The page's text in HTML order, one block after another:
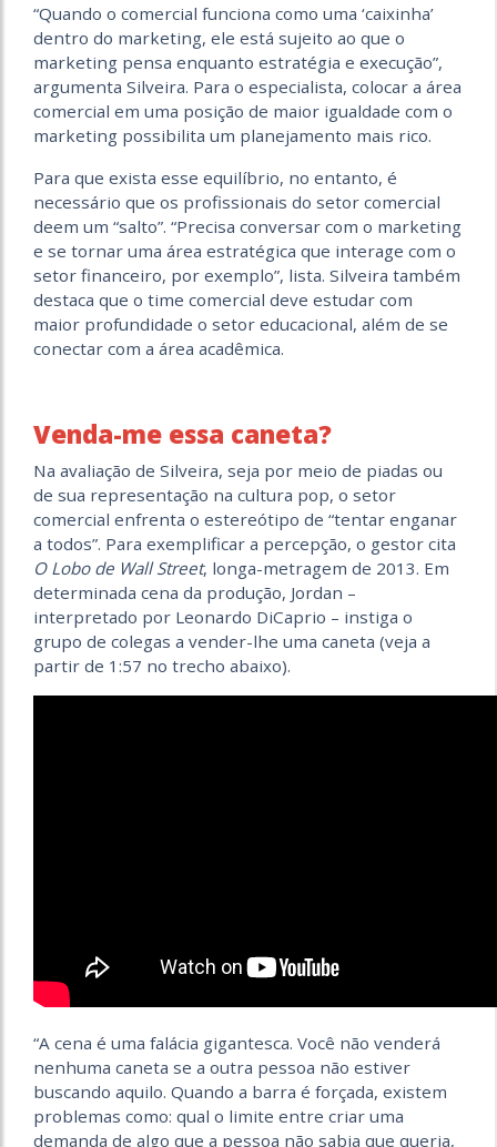
“Quando o comercial funciona como uma ‘caixinha’
dentro do marketing, ele está sujeito ao que o
marketing pensa enquanto estratégia e execução”,
argumenta Silveira. Para o especialista, colocar a área
comercial em uma posição de maior igualdade com o
marketing possibilita um planejamento mais rico.
Para que exista esse equilíbrio, no entanto, é
necessário que os profissionais do setor comercial
deem um “salto”. “Precisa conversar com o marketing
e se tornar uma área estratégica que interage com o
setor financeiro, por exemplo”, lista. Silveira também
destaca que o time comercial deve estudar com
maior profundidade o setor educacional, além de se
conectar com a área acadêmica.
Venda-me essa caneta?
Na avaliação de Silveira, seja por meio de piadas ou
de sua representação na cultura pop, o setor
comercial enfrenta o estereótipo de “tentar enganar
a todos”. Para exemplificar a percepção, o gestor cita
O Lobo de Wall Street, longa-metragem de 2013. Em
determinada cena da produção, Jordan –
interpretado por Leonardo DiCaprio – instiga o
grupo de colegas a vender-lhe uma caneta (veja a
partir de 1:57 no trecho abaixo).
“A cena é uma falácia gigantesca. Você não venderá
nenhuma caneta se a outra pessoa não estiver
buscando aquilo. Quando a barra é forçada, existem
problemas como: qual o limite entre criar uma
demanda de algo que a pessoa não sabia que queria,